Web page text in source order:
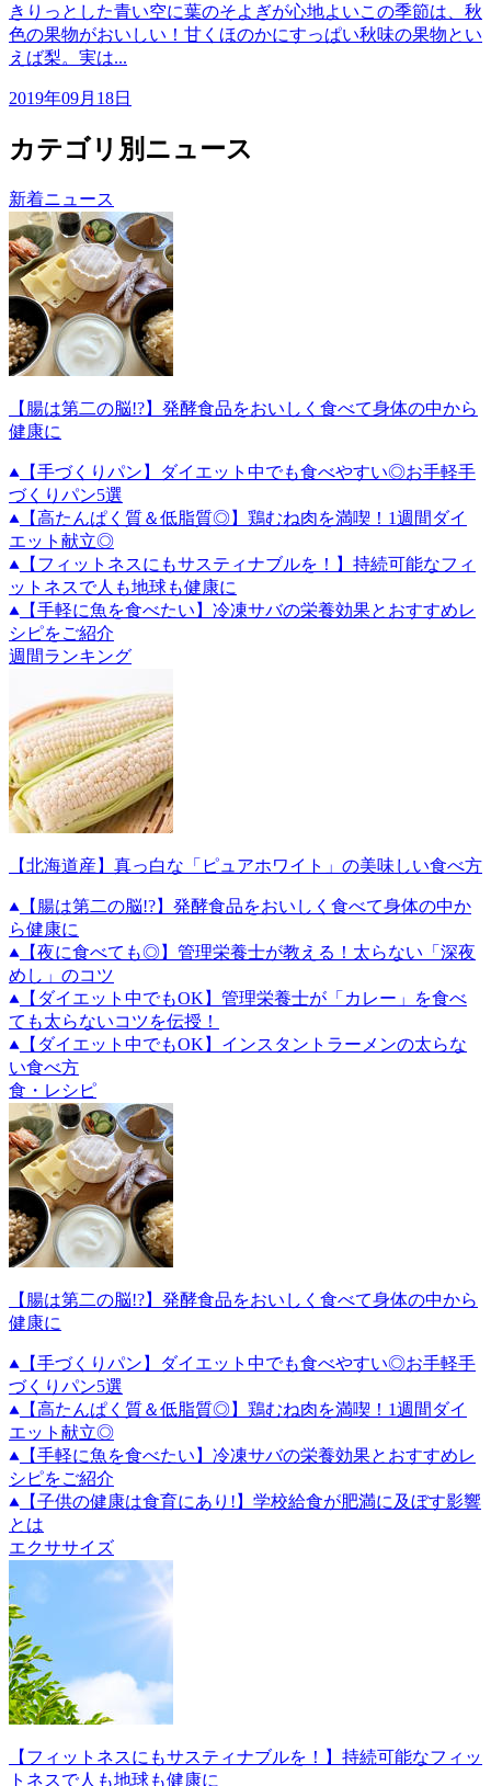
きりっとした青い空に葉のそよぎが心地よいこの季節は、秋
色の果物がおいしい！甘くほのかにすっぱい秋味の果物とい
えば梨。実は...
2019年09月18日
カテゴリ別ニュース
新着ニュース
【腸は第二の脳!?】発酵食品をおいしく食べて身体の中から
健康に
【手づくりパン】ダイエット中でも食べやすい◎お手軽手
づくりパン5選
【高たんぱく質＆低脂質◎】鶏むね肉を満喫！1週間ダイ
エット献立◎
【フィットネスにもサスティナブルを！】持続可能なフィ
ットネスで人も地球も健康に
【手軽に魚を食べたい】冷凍サバの栄養効果とおすすめレ
シピをご紹介
週間ランキング
【北海道産】真っ白な「ピュアホワイト」の美味しい食べ方
【腸は第二の脳!?】発酵食品をおいしく食べて身体の中か
ら健康に
【夜に食べても◎】管理栄養士が教える！太らない「深夜
めし」のコツ
【ダイエット中でもOK】管理栄養士が「カレー」を食べ
ても太らないコツを伝授！
【ダイエット中でもOK】インスタントラーメンの太らな
い食べ方
食・レシピ
【腸は第二の脳!?】発酵食品をおいしく食べて身体の中から
健康に
【手づくりパン】ダイエット中でも食べやすい◎お手軽手
づくりパン5選
【高たんぱく質＆低脂質◎】鶏むね肉を満喫！1週間ダイ
エット献立◎
【手軽に魚を食べたい】冷凍サバの栄養効果とおすすめレ
シピをご紹介
【子供の健康は食育にあり!】学校給食が肥満に及ぼす影響
とは
エクササイズ
【フィットネスにもサスティナブルを！】持続可能なフィッ
トネスで人も地球も健康に